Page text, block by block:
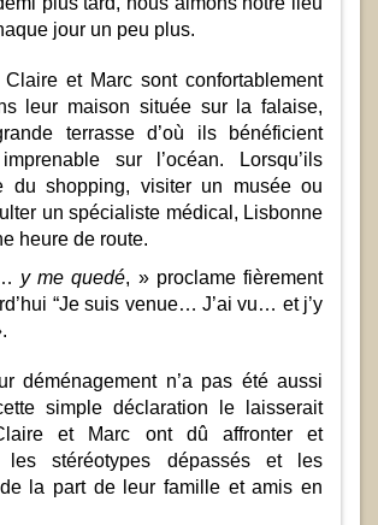
jour un peu plus.
Claire et Marc sont confortablement
leur maison située sur la falaise,
terrasse d’où ils bénéficient
sur l’océan. Lorsqu’ils
du shopping, visiter un musée ou
un spécialiste médical, Lisbonne
heure de route.
y me quedé, » proclame fièrement
“Je suis venue… J’ai vu… et j’y
déménagement n’a pas été aussi
simple déclaration le laisserait
et Marc ont dû affronter et
les stéréotypes dépassés et les
la part de leur famille et amis en